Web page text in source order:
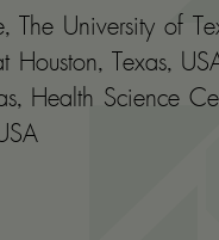
The University of
Houston, Texas,
Health Science